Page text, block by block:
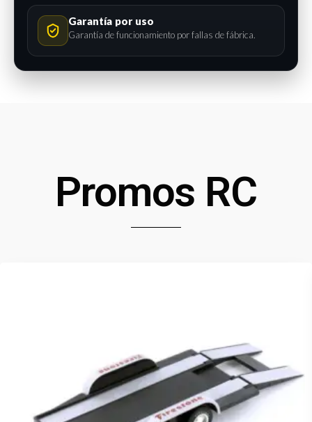
Garantía por uso
Garantía de funcionamiento por fallas de fábrica.
Promos RC